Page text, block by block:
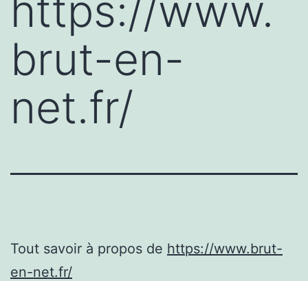
brut-en-
net.fr/
Tout savoir à propos de https://www.brut-
en-net.fr/